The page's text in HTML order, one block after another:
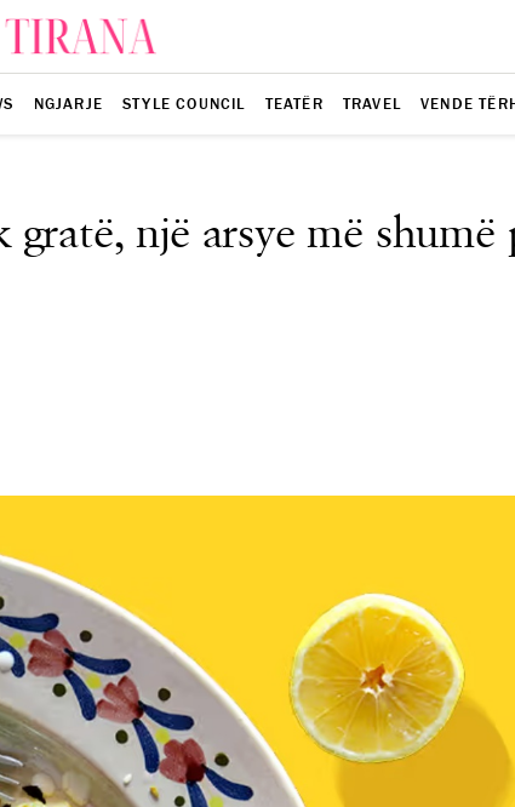
NGJARJE STYLE COUNCIL TEATËR TRAVEL VENDE
një arsye më shumë